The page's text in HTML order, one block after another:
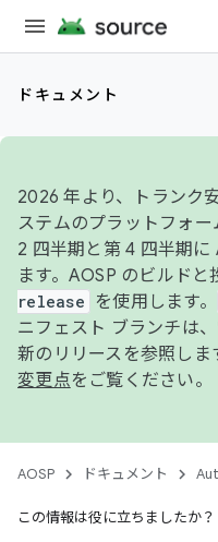
ドキュメント
2026 年より、トランク
ステムのプラットフォ
2 四半期と第 4 四半期に
ます。AOSP のビルドと
release
を使用します。
ニフェスト ブランチは
新のリリースを参照し
変更点をご覧ください。
AOSP ドキュメント
この情報は役に立ちましたか？